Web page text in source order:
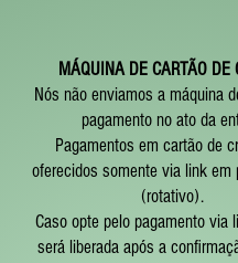
MÁQUINA DE CARTÃO DE
Nós não enviamos a máquina
pagamento no ato da
Pagamentos em cartão de
oferecidos somente via link em
(rotativo).
Caso opte pelo pagamento via
será liberada após a